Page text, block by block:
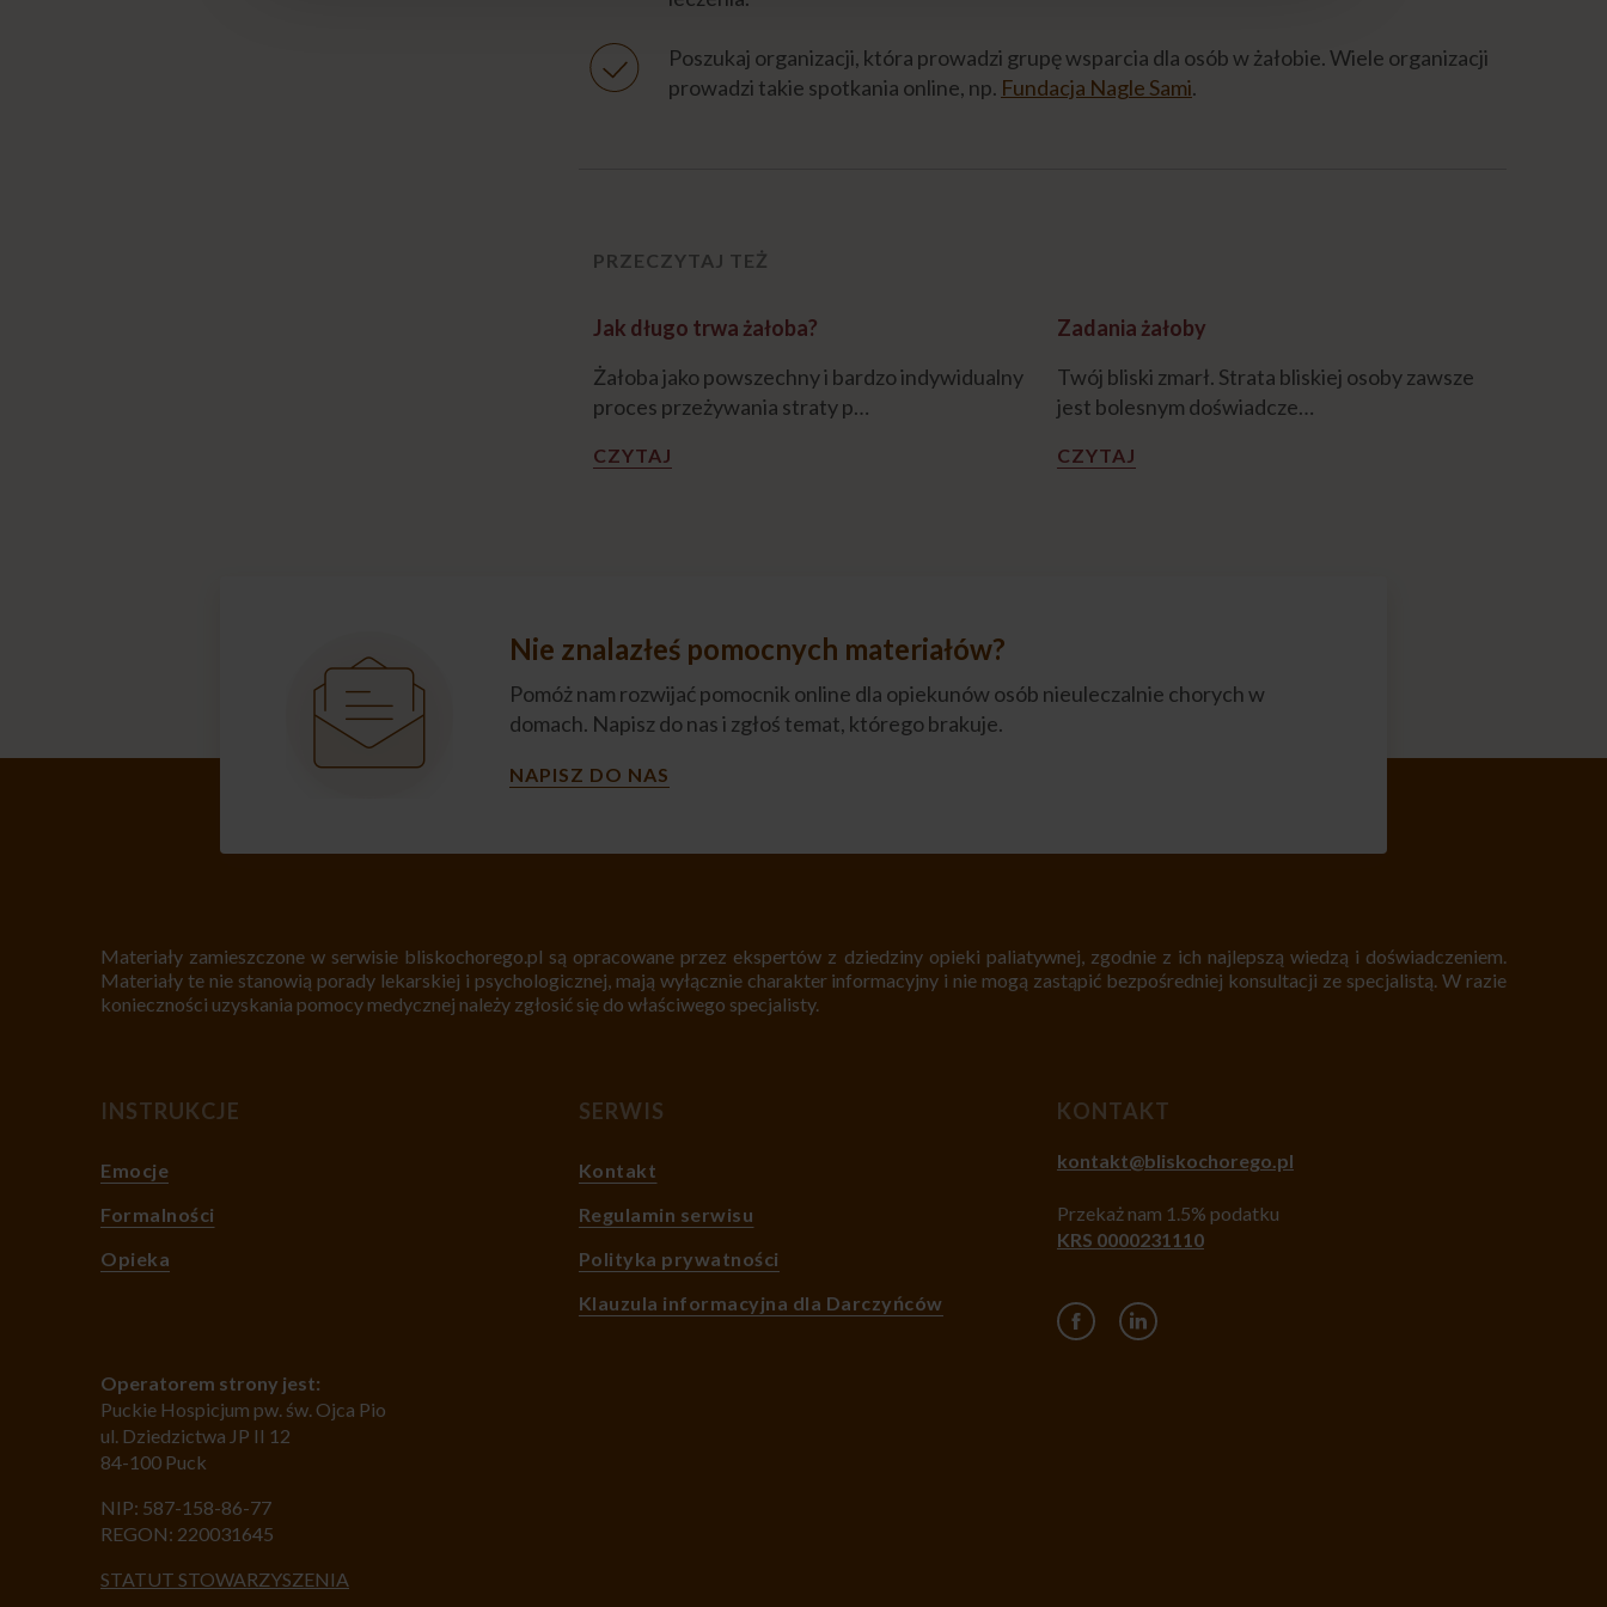
Poszukaj organizacji, która prowadzi grupę wsparcia dla osób w żałobie. Wiele organizacji
prowadzi takie spotkania online, np. Fundacja Nagle Sami.
PRZECZYTAJ TEŻ
Jak długo trwa żałoba?
Żałoba jako powszechny i bardzo indywidualny
proces przeżywania straty p…
CZYTAJ
Zadania żałoby
Twój bliski zmarł. Strata bliskiej osoby zawsze
jest bolesnym doświadcze…
CZYTAJ
Nie znalazłeś pomocnych materiałów?
Pomóż nam rozwijać pomocnik online dla opiekunów osób nieuleczalnie chorych w
domach. Napisz do nas i zgłoś temat, którego brakuje.
NAPISZ DO NAS
Materiały zamieszczone w serwisie bliskochorego.pl są opracowane przez ekspertów z dziedziny opieki paliatywnej, zgodnie z ich najlepszą wiedzą i doświadczeniem.
Materiały te nie stanowią porady lekarskiej i psychologicznej, mają wyłącznie charakter informacyjny i nie mogą zastąpić bezpośredniej konsultacji ze specjalistą. W razie
konieczności uzyskania pomocy medycznej należy zgłosić się do właściwego specjalisty.
INSTRUKCJE
Emocje
Formalności
Opieka
SERWIS
Kontakt
Regulamin serwisu
Polityka prywatności
Klauzula informacyjna dla Darczyńców
KONTAKT
kontakt@bliskochorego.pl
Przekaż nam 1.5% podatku
KRS 0000231110
Operatorem strony jest:
Puckie Hospicjum pw. św. Ojca Pio
ul. Dziedzictwa JP II 12
84-100 Puck
NIP: 587-158-86-77
REGON: 220031645
STATUT STOWARZYSZENIA